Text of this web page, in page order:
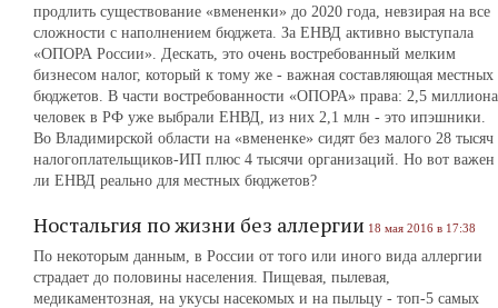
продлить существование «вмененки» до 2020 года, невзирая на все
сложности с наполнением бюджета. За ЕНВД активно выступала
«ОПОРА России». Дескать, это очень востребованный мелким
бизнесом налог, который к тому же - важная составляющая местных
бюджетов. В части востребованности «ОПОРА» права: 2,5 миллиона
человек в РФ уже выбрали ЕНВД, из них 2,1 млн ‑ это ипэшники.
Во Владимирской области на «вмененке» сидят без малого 28 тысяч
налогоплательщиков-ИП плюс 4 тысячи организаций. Но вот важен
ли ЕНВД реально для местных бюджетов?
Ностальгия по жизни без аллергии 18 мая 2016 в 17:38
По некоторым данным, в России от того или иного вида аллергии
страдает до половины населения. Пищевая, пылевая,
медикаментозная, на укусы насекомых и на пыльцу - топ-5 самых